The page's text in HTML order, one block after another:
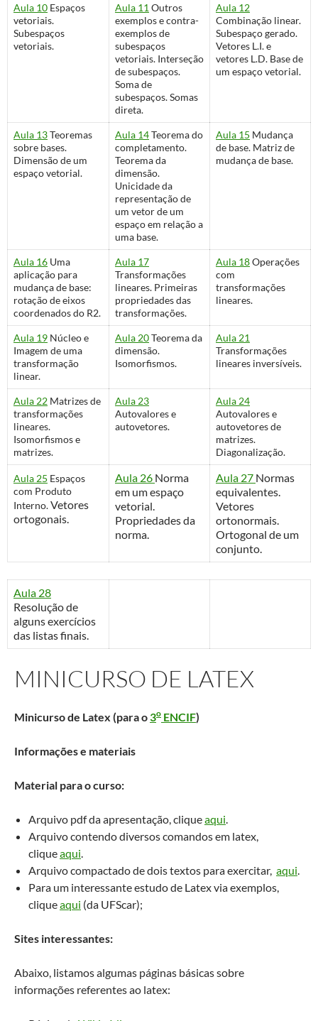
Aula 10 Espaços
vetoriais.
Subespaços
vetoriais.
Aula 11 Outros
exemplos e contra-
exemplos de
subespaços
vetoriais. Interseção
de subespaços.
Soma de
subespaços. Somas
direta.
Aula 12
Combinação linear.
Subespaço gerado.
Vetores L.I. e
vetores L.D. Base de
um espaço vetorial.
Aula 13Teoremas
sobre bases.
Dimensão de um
espaço vetorial.
Aula 14Teorema do
completamento.
Teorema da
dimensão.
Unicidade da
representação de
um vetor de um
espaço em relação a
uma base.
Aula 15 Mudança
de base. Matriz de
mudança de base.
Aula 16 Uma
aplicação para
mudança de base:
rotação de eixos
coordenados do R2.
Aula 17
Transformações
lineares. Primeiras
propriedades das
transformações.
Aula 18Operações
com
transformações
lineares.
Aula 19 Núcleo e
Imagem de uma
transformação
linear.
Aula 20Teorema da
dimensão.
Isomorfismos.
Aula 21
Transformações
lineares inversíveis.
Aula 22 Matrizes de
transformações
lineares.
Isomorfismos e
matrizes.
Aula 23
Autovalores e
autovetores.
Aula 24
Autovalores e
autovetores de
matrizes.
Diagonalização.
Aula 25 Espaços
com Produto
Interno.Vetores
ortogonais.
Aula 26 Norma
em um espaço
vetorial.
Propriedades da
norma.
Aula 27 Normas
equivalentes.
Vetores
ortonormais.
Ortogonal de um
conjunto.
Aula 28
Resolução de
alguns exercícios
das listas finais.
MINICURSO DE LATEX
Minicurso de Latex (para o 3o ENCIF)
Informações e materiais
Material para o curso:
Arquivo pdf da apresentação, cliqueaqui
Arquivo contendo diversos comandos em latex,
cliqueaqui
Arquivo compactado de dois textos para exercitar, aqui
Para um interessante estudo de Latex via exemplos,
cliqueaqui (da UFScar);
Sites interessantes:
Abaixo, listamos algumas páginas básicas sobre
informações referentes ao latex: